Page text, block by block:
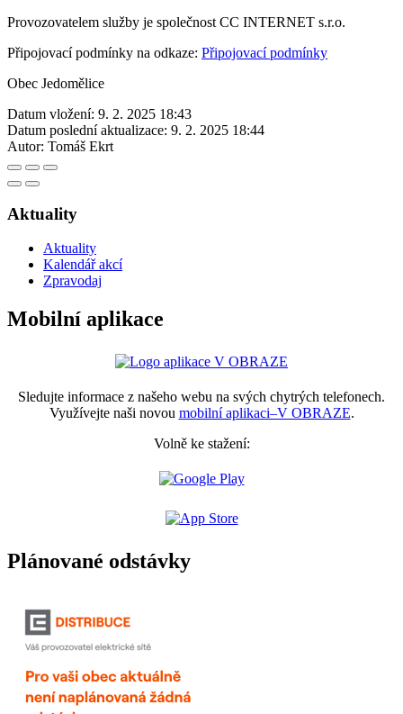
Provozovatelem služby je společnost CC INTERNET s.r.o.
Připojovací podmínky na odkaze: Připojovací podmínky
Obec Jedomělice
Datum vložení: 9. 2. 2025 18:43
Datum poslední aktualizace: 9. 2. 2025 18:44
Autor: Tomáš Ekrt
Aktuality
Aktuality
Kalendář akcí
Zpravodaj
Mobilní aplikace
Sledujte informace z našeho webu na svých chytrých telefonech.
Využívejte naši novou mobilní aplikaci–V OBRAZE.
Volně ke stažení:
Plánované odstávky